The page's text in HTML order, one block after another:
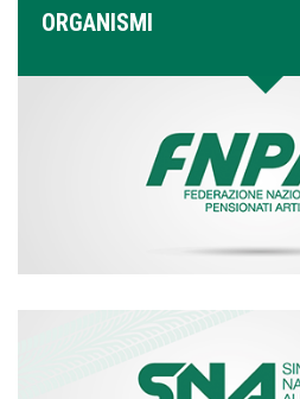
ORGANISMI